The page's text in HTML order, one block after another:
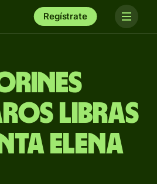
Regístrate
libras
Elena